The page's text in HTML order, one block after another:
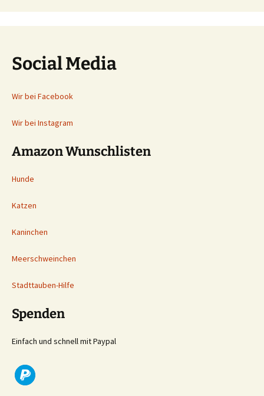
Social Media
Wir bei Facebook
Wir bei Instagram
Amazon Wunschlisten
Hunde
Katzen
Kaninchen
Meerschweinchen
Stadttauben-Hilfe
Spenden
Einfach und schnell mit Paypal